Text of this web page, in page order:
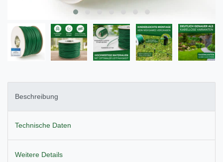
Beschreibung
Technische Daten
Weitere Details